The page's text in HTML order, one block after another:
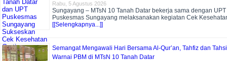
Rabu, 5 Agustus 2026
Sungayang – MTsN 10 Tanah Datar bekerja sama dengan UPT
Puskesmas Sungayang melaksanakan kegiatan Cek
[[Selengkapnya...]]
Semangat Mengawali Hari Bersama Al-Qur’an, Tahfiz dan
Warnai PBM di MTsN 10 Tanah Datar